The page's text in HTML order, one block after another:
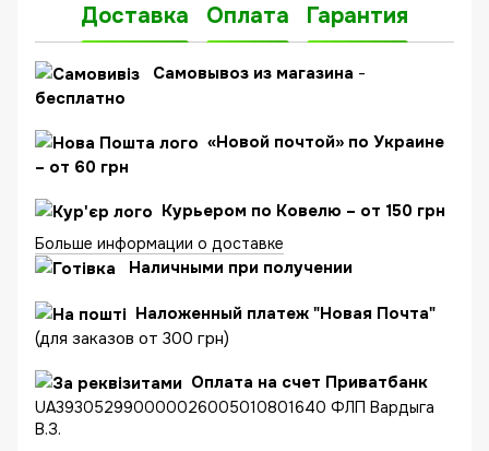
Доставка Оплата Гарантия
Cамовывоз из магазина -
бесплатно
«Новой почтой» по Украине
– от 60 грн
Курьером по Ковелю – от 150 грн
Больше информации о доставке
Наличными при получении
Наложенный платеж "Новая Почта"
(для заказов от 300 грн)
Оплата на счет Приватбанк
UA393052990000026005010801640 ФЛП Вардыга
В.З.